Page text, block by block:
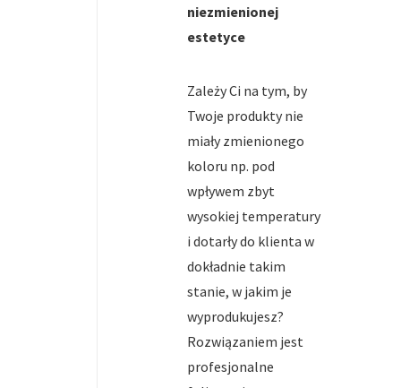
niezmienionej
estetyce
Zależy Ci na tym, by
Twoje produkty nie
miały zmienionego
koloru np. pod
wpływem zbyt
wysokiej temperatury
i dotarły do klienta w
dokładnie takim
stanie, w jakim je
wyprodukujesz?
Rozwiązaniem jest
profesjonalne